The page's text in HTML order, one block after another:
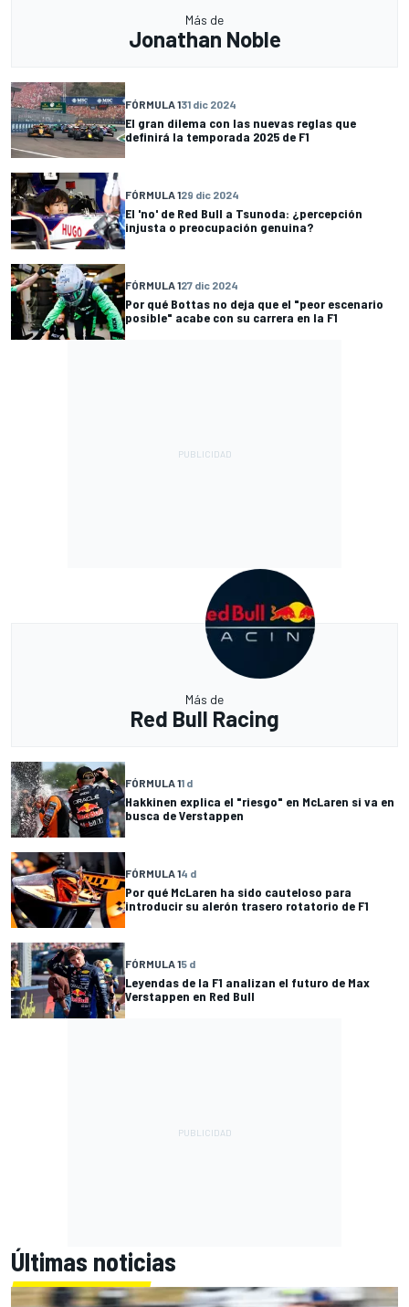
Más de
Jonathan Noble
FÓRMULA 131 dic 2024
El gran dilema con las nuevas reglas que
definirá la temporada 2025 de F1
FÓRMULA 129 dic 2024
El 'no' de Red Bull a Tsunoda: ¿percepción
injusta o preocupación genuina?
FÓRMULA 127 dic 2024
Por qué Bottas no deja que el "peor escenario
posible" acabe con su carrera en la F1
Más de
Red Bull Racing
FÓRMULA 11 d
Hakkinen explica el "riesgo" en McLaren si va en
busca de Verstappen
FÓRMULA 14 d
Por qué McLaren ha sido cauteloso para
introducir su alerón trasero rotatorio de F1
FÓRMULA 15 d
Leyendas de la F1 analizan el futuro de Max
Verstappen en Red Bull
Últimas noticias